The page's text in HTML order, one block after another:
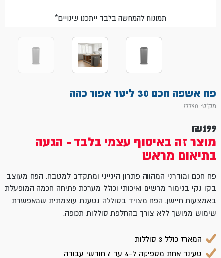
פח אשפה חכם 30 ליטר אפור כהה
מק"ט: 77790
₪199
מוצר זה באיסוף עצמי בלבד - הגעה
בתיאום מראש
פח חכם ומודרני המהווה פתרון היגייני ומתקדם למטבח. הפח מעוצב
בקו נקי בגימור מרשים ואיכותי וכולל מערכת פתיחה חכמה המופעלת
באמצעות חיישן. הפח מצויד בסוללה נטענת עוצמתית שמאפשרת
שימוש ממושך ללא צורך בהחלפת סוללות תכופה.
המארז כולל 3 סוללות
טעינה אחת מספיקה ל-4 עד 6 חודשי עבודה
*תמונות להמחשה בלבד ייתכנו שינויים